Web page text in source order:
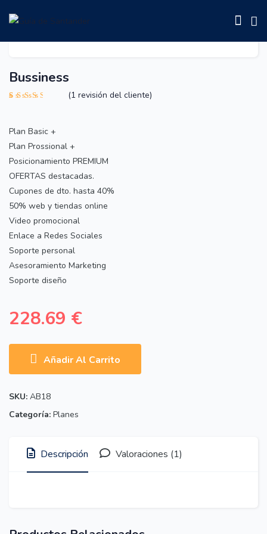
Bussiness
base a
valoración
de un
cliente
(1 revisión del cliente)
Plan Basic +
Plan Prossional +
Posicionamiento PREMIUM
OFERTAS destacadas.
Cupones de dto. hasta 40%
50% web y tiendas online
Video promocional
Enlace a Redes Sociales
Soporte personal
Asesoramiento Marketing
Soporte diseño
228.69 €
Añadir Al Carrito
SKU: AB18
Categoría: Planes
Descripción Valoraciones (1)